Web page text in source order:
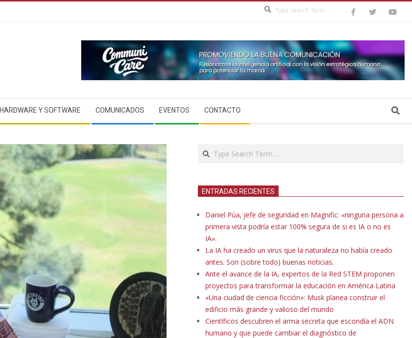
HARDWARE Y SOFTWARE COMUNICADOS EVENTOS CONTACTO Search
Search
ENTRADAS RECIENTES
Daniel Púa, jefe de seguridad en Magnific: «ninguna persona a
primera vista podría estar 100% segura de si es IA o no es
IA».
La IA ha creado un virus que la naturaleza no había creado
antes. Son (sobre todo) buenas noticias.
Ante el avance de la IA, expertos de la Red STEM proponen
proyectos para transformar la educación en América Latina
«Una ciudad de ciencia ficción»: Musk planea construir el
edificio más grande y valioso del mundo
Científicos descubren el arma secreta que escondía el ADN
humano y que puede cambiar el diagnóstico de